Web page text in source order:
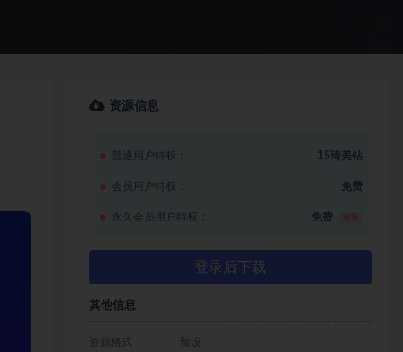
资源信息
普通用户特权： 15琦美钻
会员用户特权： 免费
永久会员用户特权： 免费
登录后下载
其他信息
资源格式 预设